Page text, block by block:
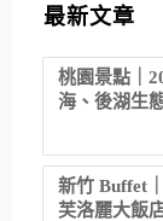
最新文章
桃園景點｜
海、後湖生
新竹 Buffet
芙洛麗大飯